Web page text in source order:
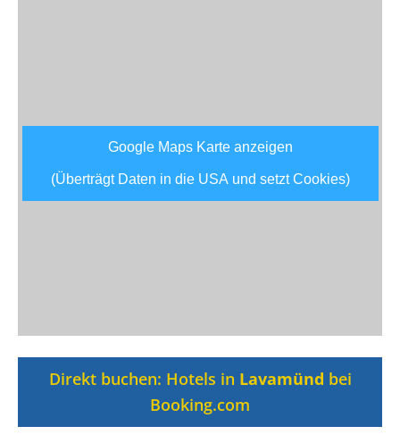
Google Maps Karte anzeigen
(Überträgt Daten in die USA und setzt Cookies)
Direkt buchen: Hotels in Lavamünd bei
Booking.com